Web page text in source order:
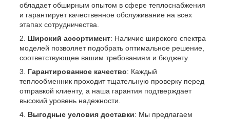
обладает обширным опытом в сфере теплоснабжения
и гарантирует качественное обслуживание на всех
этапах сотрудничества.
Широкий ассортимент: Наличие широкого спектра
моделей позволяет подобрать оптимальное решение,
соответствующее вашим требованиям и бюджету.
Гарантированное качество: Каждый
теплообменник проходит тщательную проверку перед
отправкой клиенту, а наша гарантия подтверждает
высокий уровень надежности.
Выгодные условия доставки: Мы предлагаем